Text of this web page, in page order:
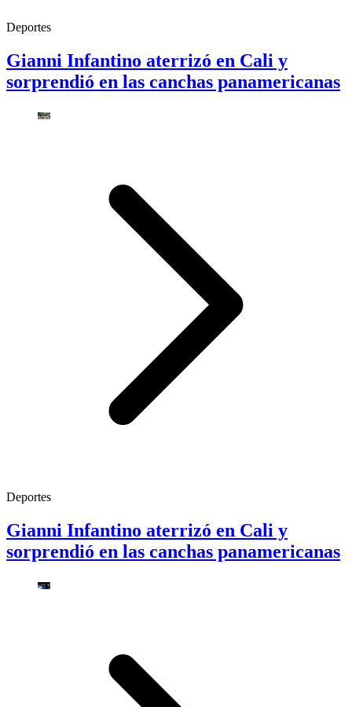
Deportes
Gianni Infantino aterrizó en Cali y
sorprendió en las canchas panamericanas
Deportes
Gianni Infantino aterrizó en Cali y
sorprendió en las canchas panamericanas